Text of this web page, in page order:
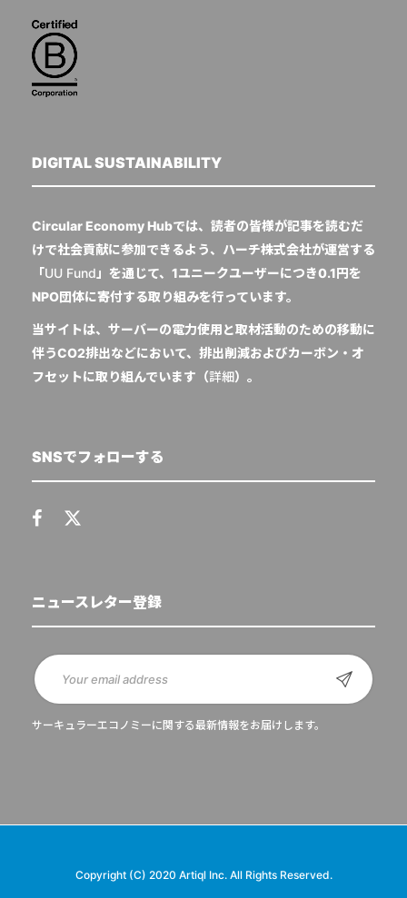
DIGITAL SUSTAINABILITY
Circular Economy Hubでは、読者の皆様が記事を読むだ
けで社会貢献に参加できるよう、ハーチ株式会社が運営する
「UU Fund 」を通じて、1ユニークユーザーにつき0.1円を
NPO団体に寄付する取り組みを行っています。
当サイトは、サーバーの電力使用と取材活動のための移動に
伴うCO2排出などにおいて、排出削減およびカーボン・オ
フセットに取り組んでいます（詳細）。
SNSでフォローする
ニュースレター登録
サーキュラーエコノミーに関する最新情報をお届けします。
Copyright (C) 2020 Artiql Inc. All Rights Reserved.